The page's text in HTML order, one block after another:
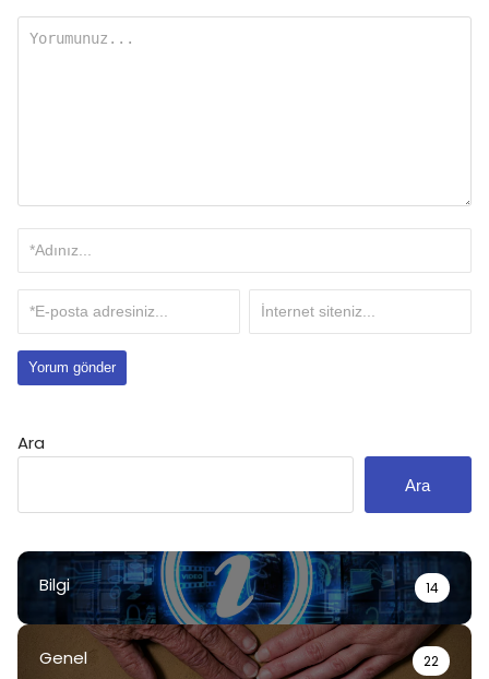
Ara
Ara
Bilgi 14
Genel 22